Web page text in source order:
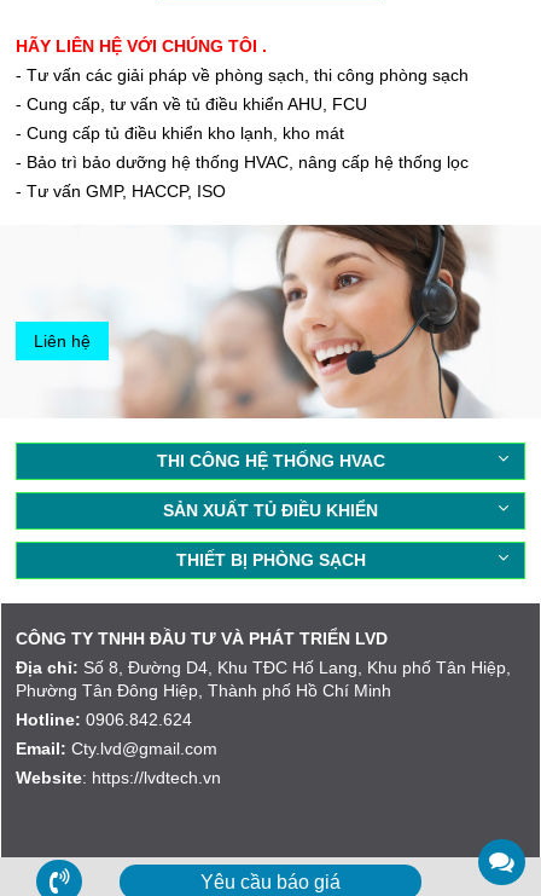
HÃY LIÊN HỆ VỚI CHÚNG TÔI .
- Tư vấn các giải pháp về phòng sạch, thi công phòng sạch
- Cung cấp, tư vấn về tủ điều khiển AHU, FCU
- Cung cấp tủ điều khiển kho lạnh, kho mát
- Bảo trì bảo dưỡng hệ thống HVAC, nâng cấp hệ thống lọc
- Tư vấn GMP, HACCP, ISO
Liên hệ
THI CÔNG HỆ THỐNG HVAC
SẢN XUẤT TỦ ĐIỀU KHIỂN
THIẾT BỊ PHÒNG SẠCH
CÔNG TY TNHH ĐẦU TƯ VÀ PHÁT TRIỂN LVD
Địa chỉ: Số 8, Đường D4, Khu TĐC Hố Lang, Khu phố Tân Hiệp,
Phường Tân Đông Hiệp, Thành phố Hồ Chí Minh
Hotline: 0906.842.624
Email: Cty.lvd@gmail.com
Website: https://lvdtech.vn
Yêu cầu báo giá